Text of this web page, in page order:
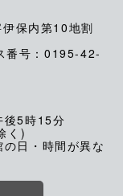
保内第10地割
号：0195-42-
後5時15分
く)
日・時間が異な